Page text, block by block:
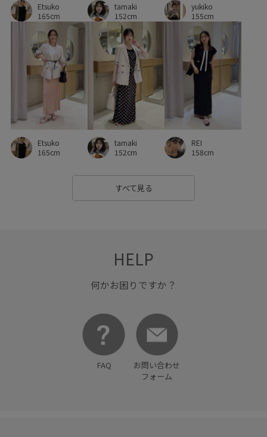
主役アイテム 伸縮性 低反発 卒業式入学式
取り外し可能 取り外し可能なショルダー
合わせやすい 女性らしい印象 女性らしさ
後ろ姿も美しい 歩きやすい 着映え
着脱しやすい 程よい厚み 華やか 薄手
軽くて柔らかい 透け感 長財布 靴下 高級感
Etsuko
165cm
tamaki
152cm
yukiko
155cm
Etsuko
165cm
tamaki
152cm
REI
158cm
すべて見る
HELP
何かお困りですか？
FAQ
お問い合わせ
フォーム